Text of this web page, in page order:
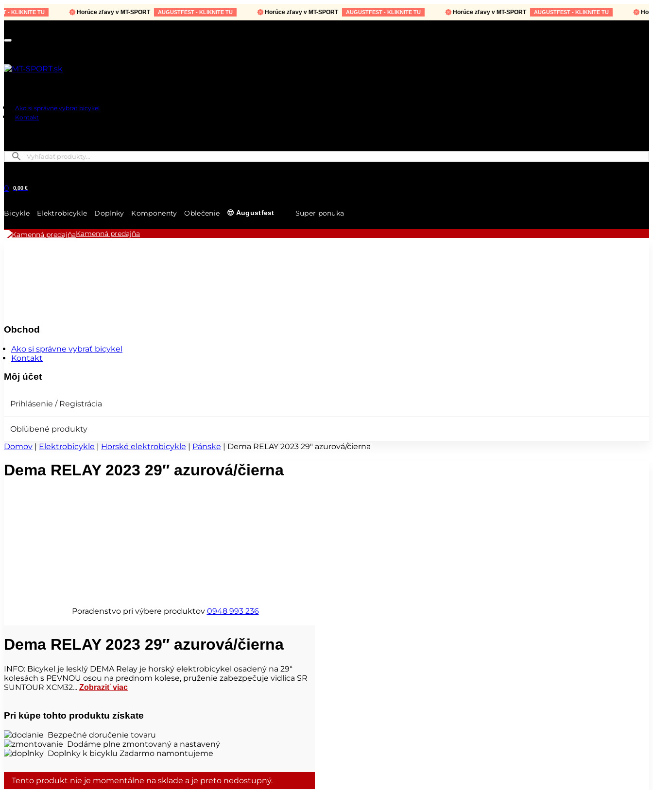
TU Horúce zľavy v MT-SPORT AUGUSTFEST - KLIKNITE TU Horúce zľavy v MT-SPORT AUGUSTFEST - KLIKNITE TU Horúce zľavy v MT-SPORT AUGUSTFEST - KLIKNITE TU Horúce
Ako si správne vybrať bicykel
Kontakt
0 0,00 €
Bicykle Elektrobicykle Doplnky Komponenty Oblečenie 😎 Augustfest Super ponuka
Kamenná predajňa
Obchod
Ako si správne vybrať bicykel
Kontakt
Môj účet
Prihlásenie / Registrácia
Obľúbené produkty
Domov | Elektrobicykle | Horské elektrobicykle | Pánske | Dema RELAY 2023 29″ azurová/čierna
Dema RELAY 2023 29″ azurová/čierna
Poradenstvo pri výbere produktov 0948 993 236
Dema RELAY 2023 29″ azurová/čierna
INFO: Bicykel je lesklý DEMA Relay je horský elektrobicykel osadený na 29“
kolesách s PEVNOU osou na prednom kolese, pruženie zabezpečuje vidlica SR
SUNTOUR XCM32... Zobraziť viac
Pri kúpe tohto produktu získate
Bezpečné doručenie tovaru
Dodáme plne zmontovaný a nastavený
Doplnky k bicyklu Zadarmo namontujeme
Tento produkt nie je momentálne na sklade a je preto nedostupný.